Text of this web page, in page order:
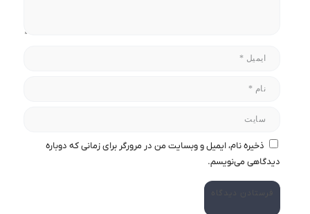
ذخیره نام، ایمیل و وبسایت من در مرورگر برای زمانی که دوباره
دیدگاهی می‌نویسم.